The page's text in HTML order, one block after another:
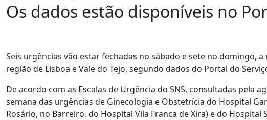
Os dados estão disponíveis no
Seis urgências vão estar fechadas no sábado e sete no domingo,
região de Lisboa e Vale do Tejo, segundo dados do Portal do
De acordo com as Escalas de Urgência do SNS, consultadas pela
semana das urgências de Ginecologia e Obstetrícia do Hospital
Rosário, no Barreiro, do Hospital Vila Franca de Xira) e do Hospital